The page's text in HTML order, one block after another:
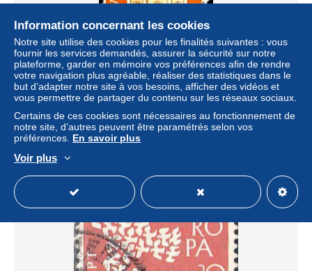
Suisse Poste Obl Yv: 653 Mi:706x Bellinzona Collégiale
(cachet rond)
± 0,46 $US
Statut
Information concernant les cookies
Notre site utilise des cookies pour les finalités suivantes : vous
fournir les services demandés, assurer la sécurité sur notre
plateforme, garder en mémoire vos préférences afin de rendre
votre navigation plus agréable, réaliser des statistiques dans le
but d’adapter notre site à vos besoins, afficher des vidéos et
vous permettre de partager du contenu sur les réseaux sociaux.
Certains de ces cookies sont nécessaires au fonctionnement de
notre site, d’autres peuvent être paramétrés selon vos
préférences. En savoir plus
Voir plus